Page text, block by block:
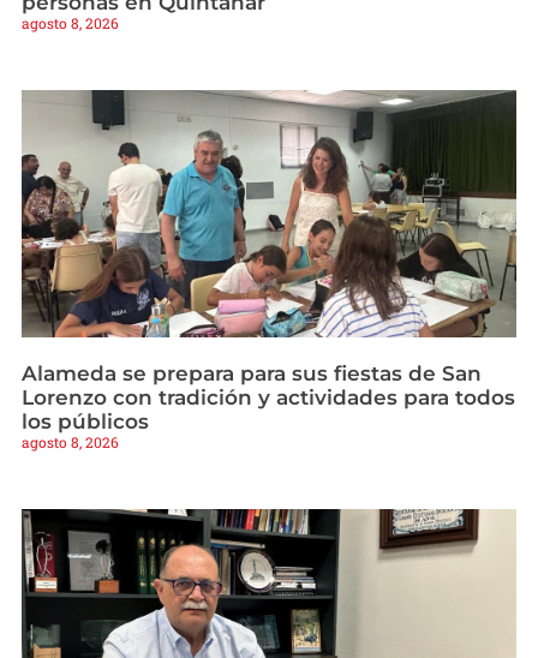
agosto 8, 2026
Alameda se prepara para sus fiestas de San
Lorenzo con tradición y actividades para todos
los públicos
agosto 8, 2026